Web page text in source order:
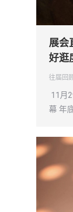
展会
好逛
往届回
11月
幕 年